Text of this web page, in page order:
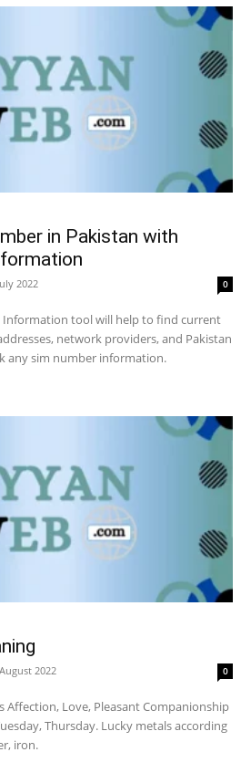
in Pakistan with
2022 0
Information tool will help to find current
network providers, and Pakistan
any sim number information.
2022 0
Affection, Love, Pleasant Companionship
Thursday. Lucky metals according
iron.